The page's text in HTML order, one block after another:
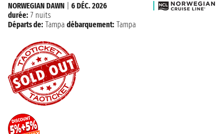
NORWEGIAN DAWN
6 DÉC. 2026
durée: 7 nuits
Départs de: Tampa débarquement: Tampa